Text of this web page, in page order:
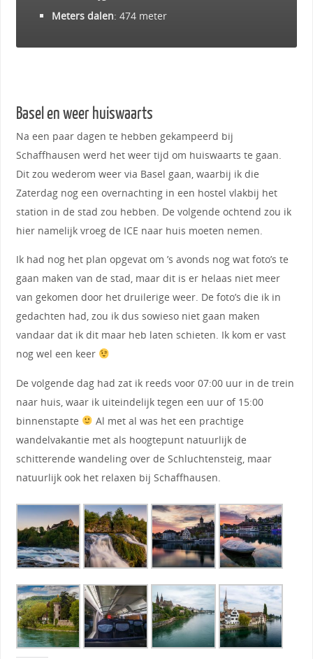
Meters dalen: 474 meter
Basel en weer huiswaarts
Na een paar dagen te hebben gekampeerd bij
Schaffhausen werd het weer tijd om huiswaarts te gaan.
Dit zou wederom weer via Basel gaan, waarbij ik die
Zaterdag nog een overnachting in een hostel vlakbij het
station in de stad zou hebben. De volgende ochtend zou ik
hier namelijk vroeg de ICE naar huis moeten nemen.
Ik had nog het plan opgevat om ’s avonds nog wat foto’s te
gaan maken van de stad, maar dit is er helaas niet meer
van gekomen door het druilerige weer. De foto’s die ik in
gedachten had, zou ik dus sowieso niet gaan maken
vandaar dat ik dit maar heb laten schieten. Ik kom er vast
nog wel een keer
De volgende dag had zat ik reeds voor 07:00 uur in de trein
naar huis, waar ik uiteindelijk tegen een uur of 15:00
binnenstapte
Al met al was het een prachtige
wandelvakantie met als hoogtepunt natuurlijk de
schitterende wandeling over de Schluchtensteig, maar
natuurlijk ook het relaxen bij Schaffhausen.